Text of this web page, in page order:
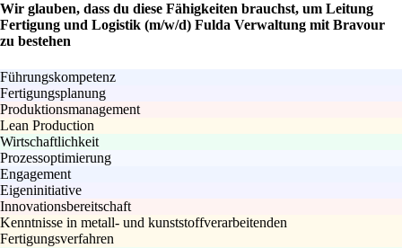
Wir glauben, dass du diese Fähigkeiten brauchst, um Leitung
Fertigung und Logistik (m/w/d) Fulda Verwaltung mit Bravour
zu bestehen
Führungskompetenz
Fertigungsplanung
Produktionsmanagement
Lean Production
Wirtschaftlichkeit
Prozessoptimierung
Engagement
Eigeninitiative
Innovationsbereitschaft
Kenntnisse in metall- und kunststoffverarbeitenden
Fertigungsverfahren